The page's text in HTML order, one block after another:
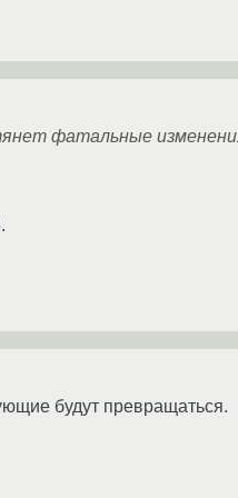
фатальные
будут превращаться.